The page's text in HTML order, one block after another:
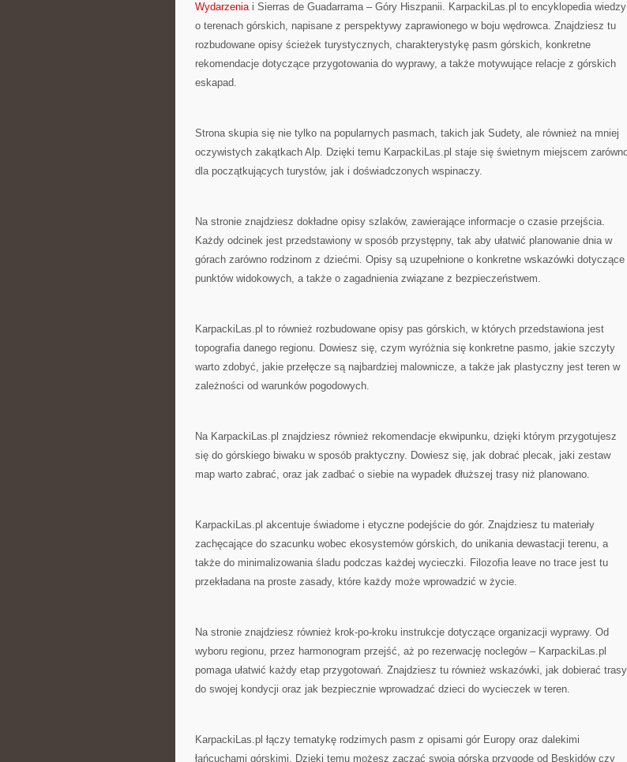
Wydarzeniai Sierras de Guadarrama – Góry Hiszpanii. KarpackiLas.pl to encyklopedia wiedzy
o terenach górskich, napisane z perspektywy zaprawionego w boju wędrowca. Znajdziesz tu
rozbudowane opisy ścieżek turystycznych, charakterystykę pasm górskich, konkretne
rekomendacje dotyczące przygotowania do wyprawy, a także motywujące relacje z górskich
eskapad.
Strona skupia się nie tylko na popularnych pasmach, takich jak Sudety, ale również na mniej
oczywistych zakątkach Alp. Dzięki temu KarpackiLas.pl staje się świetnym miejscem
dla początkujących turystów, jak i doświadczonych wspinaczy.
Na stronie znajdziesz dokładne opisy szlaków, zawierające informacje o czasie przejścia.
Każdy odcinek jest przedstawiony w sposób przystępny, tak aby ułatwić planowanie dnia w
górach zarówno rodzinom z dziećmi. Opisy są uzupełnione o konkretne wskazówki dotyczące
punktów widokowych, a także o zagadnienia związane z bezpieczeństwem.
KarpackiLas.pl to również rozbudowane opisy pas górskich, w których przedstawiona jest
topografia danego regionu. Dowiesz się, czym wyróżnia się konkretne pasmo, jakie szczyty
warto zdobyć, jakie przełęcze są najbardziej malownicze, a także jak plastyczny jest teren w
zależności od warunków pogodowych.
Na KarpackiLas.pl znajdziesz również rekomendacje ekwipunku, dzięki którym przygotujesz
się do górskiego biwaku w sposób praktyczny. Dowiesz się, jak dobrać plecak, jaki zestaw
map warto zabrać, oraz jak zadbać o siebie na wypadek dłuższej trasy niż planowano.
KarpackiLas.pl akcentuje świadome i etyczne podejście do gór. Znajdziesz tu materiały
zachęcające do szacunku wobec ekosystemów górskich, do unikania dewastacji terenu, a
także do minimalizowania śladu podczas każdej wycieczki. Filozofia leave no trace jest tu
przekładana na proste zasady, które każdy może wprowadzić w życie.
Na stronie znajdziesz również krok-po-kroku instrukcje dotyczące organizacji wyprawy. Od
wyboru regionu, przez harmonogram przejść, aż po rezerwację noclegów – KarpackiLas.pl
pomaga ułatwić każdy etap przygotowań. Znajdziesz tu również wskazówki, jak dobierać trasy
do swojej kondycji oraz jak bezpiecznie wprowadzać dzieci do wycieczek w teren.
KarpackiLas.pl łączy tematykę rodzimych pasm z opisami gór Europy oraz dalekimi
łańcuchami górskimi. Dzięki temu możesz zacząć swoją górską przygodę od Beskidów czy